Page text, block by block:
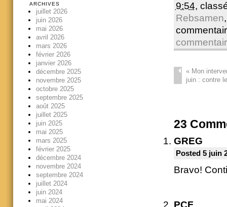
9:54,
Rebsamen
«Mon
juin : contre
23
GREG
Posted 5 juin
Bravo!
PCF
ARCHIVES
juillet 2026
juin 2026
mai 2026
avril 2026
mars 2026
février 2026
janvier 2026
décembre 2025
novembre 2025
octobre 2025
septembre 2025
août 2025
juillet 2025
juin 2025
mai 2025
mars 2025
février 2025
décembre 2024
novembre 2024
septembre 2024
juillet 2024
juin 2024
mai 2024